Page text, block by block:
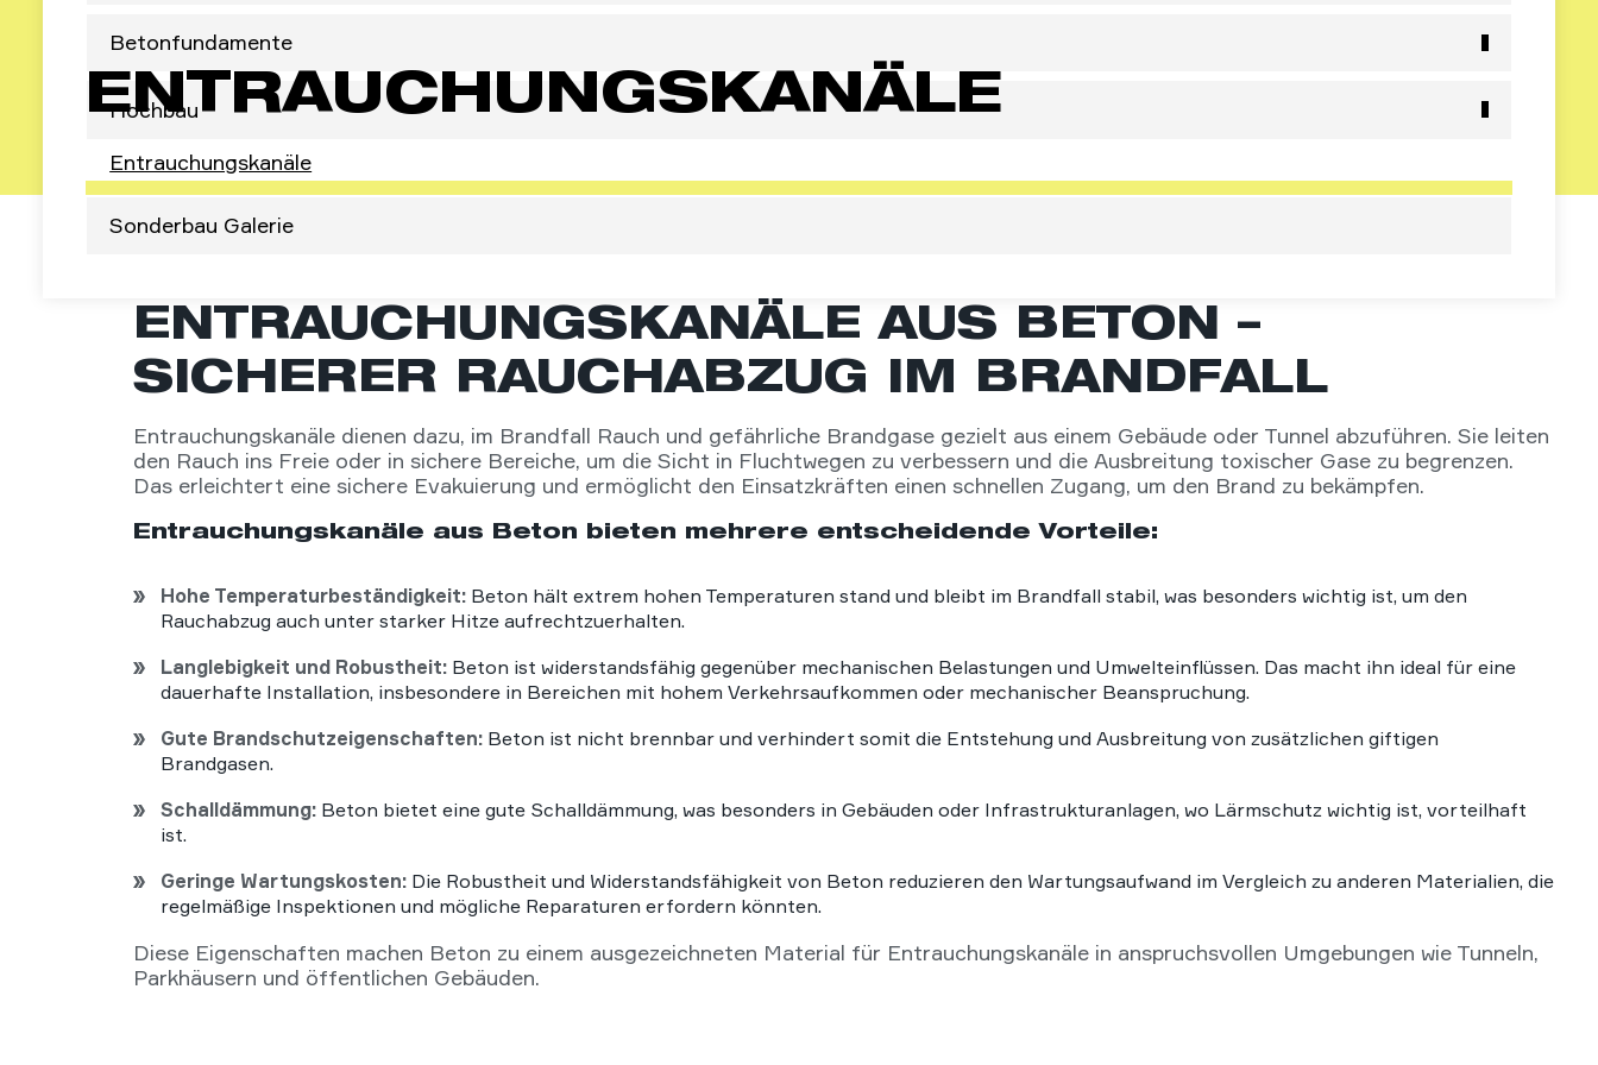
Betonfundamente
Hochbau
Entrauchungskanäle
Sonderbau Galerie
ENTRAUCHUNGSKANÄLE
ENTRAUCHUNGSKANÄLE AUS BETON –
SICHERER RAUCHABZUG IM BRANDFALL
Entrauchungskanäle dienen dazu, im Brandfall Rauch und gefährliche Brandgase gezielt aus einem Gebäude oder Tunnel abzuführen. Sie leiten
den Rauch ins Freie oder in sichere Bereiche, um die Sicht in Fluchtwegen zu verbessern und die Ausbreitung toxischer Gase zu begrenzen.
Das erleichtert eine sichere Evakuierung und ermöglicht den Einsatzkräften einen schnellen Zugang, um den Brand zu bekämpfen.
Entrauchungskanäle aus Beton bieten mehrere entscheidende Vorteile:
Hohe Temperaturbeständigkeit: Beton hält extrem hohen Temperaturen stand und bleibt im Brandfall stabil, was besonders wichtig ist, um den
Rauchabzug auch unter starker Hitze aufrechtzuerhalten.
Langlebigkeit und Robustheit: Beton ist widerstandsfähig gegenüber mechanischen Belastungen und Umwelteinflüssen. Das macht ihn ideal für eine
dauerhafte Installation, insbesondere in Bereichen mit hohem Verkehrsaufkommen oder mechanischer Beanspruchung.
Gute Brandschutzeigenschaften: Beton ist nicht brennbar und verhindert somit die Entstehung und Ausbreitung von zusätzlichen giftigen
Brandgasen.
Schalldämmung: Beton bietet eine gute Schalldämmung, was besonders in Gebäuden oder Infrastrukturanlagen, wo Lärmschutz wichtig ist, vorteilhaft
ist.
Geringe Wartungskosten: Die Robustheit und Widerstandsfähigkeit von Beton reduzieren den Wartungsaufwand im Vergleich zu anderen Materialien, die
regelmäßige Inspektionen und mögliche Reparaturen erfordern könnten.
Diese Eigenschaften machen Beton zu einem ausgezeichneten Material für Entrauchungskanäle in anspruchsvollen Umgebungen wie Tunneln,
Parkhäusern und öffentlichen Gebäuden.